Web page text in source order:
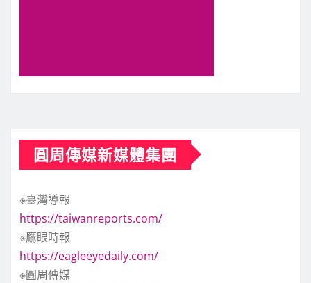
圓周傳媒新媒體集團
※臺灣導報
https://taiwanreports.com/
※鷹眼時報
https://eagleeyedaily.com/
※圓周傳媒